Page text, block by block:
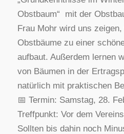
Obstbaum“ mit der
Frau Mohr wird uns
Obstbäume zu einer
aufbaut. Außerdem lernen
von Bäumen in der
natürlich mit praktischen
📅 Termin: Samstag, 28.
Treffpunkt: Vor dem
Sollten bis dahin noch